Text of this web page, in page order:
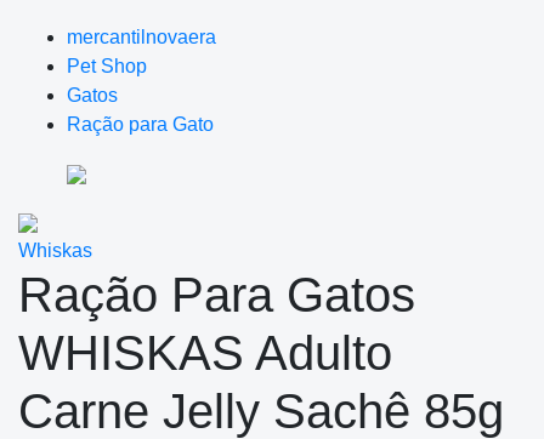
mercantilnovaera
Pet Shop
Gatos
Ração para Gato
Whiskas
Ração Para Gatos
WHISKAS Adulto
Carne Jelly Sachê 85g